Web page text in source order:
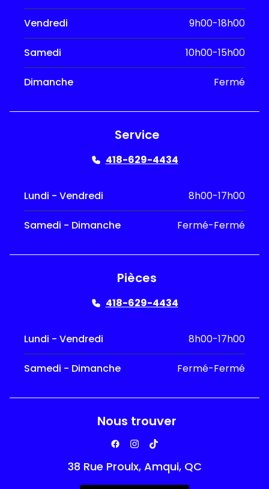
Vendredi 9h00-18h00
Samedi 10h00-15h00
Dimanche Fermé
Service
418-629-4434
Lundi - Vendredi 8h00-17h00
Samedi - Dimanche Fermé-Fermé
Pièces
418-629-4434
Lundi - Vendredi 8h00-17h00
Samedi - Dimanche Fermé-Fermé
Nous trouver
38 Rue Proulx, Amqui, QC